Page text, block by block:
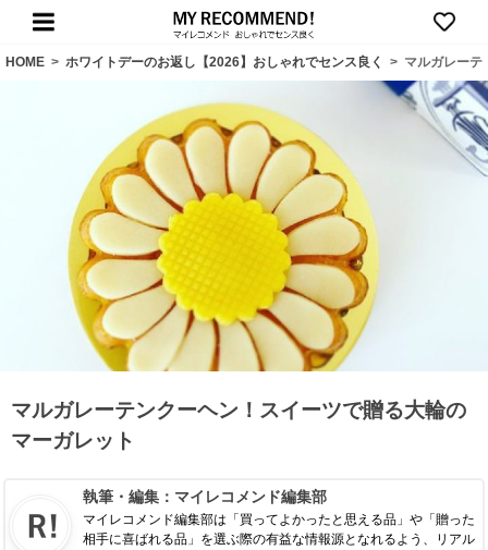
HOME > ホワイトデーのお返し【2026】おしゃれでセンス良く > マルガレーテ
マルガレーテンクーヘン！スイーツで贈る大輪の
マーガレット
執筆・編集： マイレコメンド編集部
マイレコメンド編集部は「買ってよかったと思える品」や「贈った
相手に喜ばれる品」を選ぶ際の有益な情報源となれるよう、リアル